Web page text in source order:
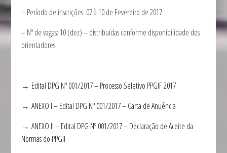
– Período de inscrições: 07 à 10 de Fevereiro de 2017.
– Nº de vagas: 10 (dez) – distribuídas conforme disponibilidade dos
orientadores.
→ Edital DPG Nº 001/2017 – Processo Seletivo PPGIF 2017
→ANEXO I – Edital DPG Nº 001/2017 – Carta de Anuência
→ANEXO II – Edital DPG Nº 001/2017 – Declaração de Aceite da
Normas do PPGIF